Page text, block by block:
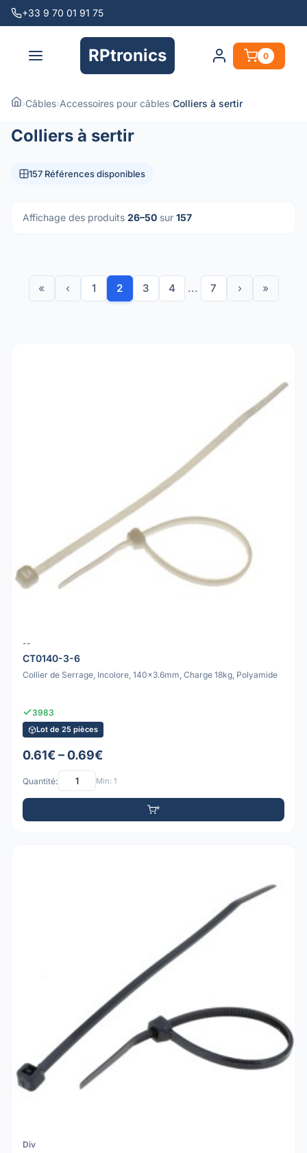
+33 9 70 01 91 75
RPtronics 0
›Câbles›Accessoires pour câbles›Colliers à sertir
Colliers à sertir
157 Références disponibles
Affichage des produits 26–50 sur 157
« ‹ 1 2 3 4 ... 7 › »
--
CT0140-3-6
Collier de Serrage, Incolore, 140x3.6mm, Charge 18kg, Polyamide
3983
Lot de 25 pièces
0.61€ – 0.69€
Quantité: Min: 1
Div